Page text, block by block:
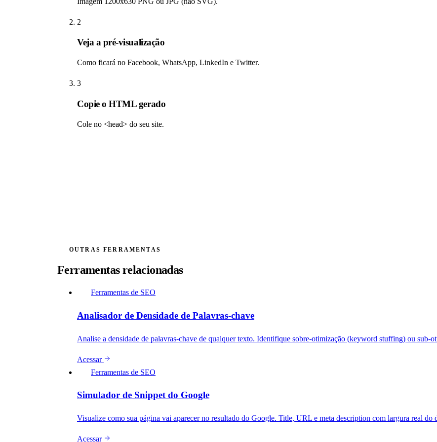
2
Veja a pré-visualização
Como ficará no Facebook, WhatsApp, LinkedIn e Twitter.
3
Copie o HTML gerado
Cole no <head> do seu site.
OUTRAS FERRAMENTAS
Ferramentas relacionadas
Ferramentas de SEO
Analisador de Densidade de Palavras-chave
Analise a densidade de palavras-chave de qualquer texto. Identifique sobre-otimização (keyword stuffing) ou sub-
Acessar
Ferramentas de SEO
Simulador de Snippet do Google
Visualize como sua página vai aparecer no resultado do Google. Title, URL e meta description com largura real do
Acessar